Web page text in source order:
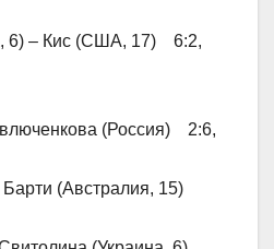
6) – Кис (США, 17) 6:2,
(Россия) 2:6,
Барти (Австралия, 15)